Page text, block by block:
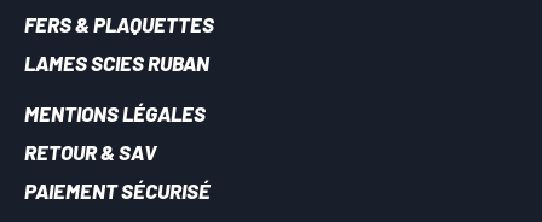
FERS & PLAQUETTES
LAMES SCIES RUBAN
MENTIONS LÉGALES
RETOUR & SAV
PAIEMENT SÉCURISÉ